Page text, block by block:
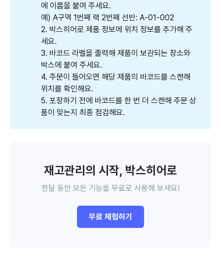
에 이름을 붙여 주세요.
예) A구역 1번째 랙 2번째 선반: A-01-002
2. 박스히어로 제품 정보에 위치 정보를 추가해 주
세요.
3. 바코드 라벨을 출력해 제품이 보관되는 장소와
박스에 붙여 주세요.
4. 주문이 들어오면 해당 제품의 바코드를 스캔해
위치를 확인해요.
5. 포장하기 전에 바코드를 한 번 더 스캔해 주문 상
품이 맞는지 최종 점검해요.
재고관리의 시작, 박스히어로
한달 동안 모든 기능을 무료로 사용해 보세요!
무료 체험하기